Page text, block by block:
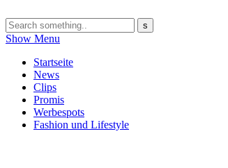
Show Menu
Startseite
News
Clips
Promis
Werbespots
Fashion und Lifestyle